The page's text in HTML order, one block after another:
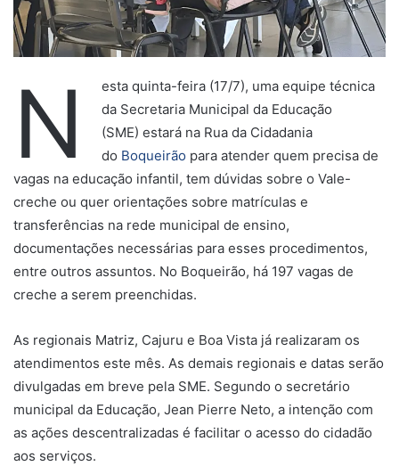
N
esta quinta-feira (17/7), uma equipe técnica
da Secretaria Municipal da Educação
(SME) estará na Rua da Cidadania
do Boqueirão para atender quem precisa de
vagas na educação infantil, tem dúvidas sobre o Vale-
creche ou quer orientações sobre matrículas e
transferências na rede municipal de ensino,
documentações necessárias para esses procedimentos,
entre outros assuntos. No Boqueirão, há 197 vagas de
creche a serem preenchidas.
As regionais Matriz, Cajuru e Boa Vista já realizaram os
atendimentos este mês. As demais regionais e datas serão
divulgadas em breve pela SME. Segundo o secretário
municipal da Educação, Jean Pierre Neto, a intenção com
as ações descentralizadas é facilitar o acesso do cidadão
aos serviços.